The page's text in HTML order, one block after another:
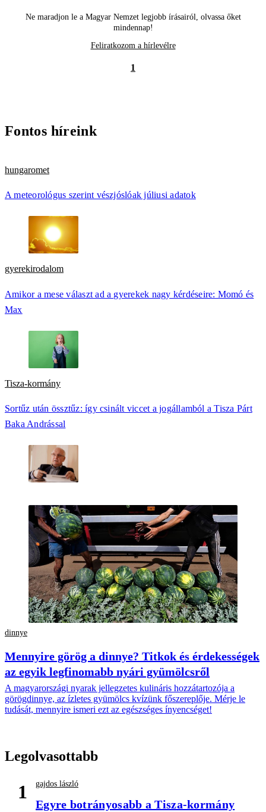
Ne maradjon le a Magyar Nemzet legjobb írásairól, olvassa őket
mindennap!
Feliratkozom a hírlevélre
1
Fontos híreink
hungaromet
A meteorológus szerint vészjóslóak júliusi adatok
gyerekirodalom
Amikor a mese választ ad a gyerekek nagy kérdéseire: Momó és
Max
Tisza-kormány
Sortűz után össztűz: így csinált viccet a jogállamból a Tisza Párt
Baka Andrással
dinnye
Mennyire görög a dinnye? Titkok és érdekességek
az egyik legfinomabb nyári gyümölcsről
A magyarországi nyarak jellegzetes kulináris hozzátartozója a
görögdinnye, az ízletes gyümölcs kvízünk főszereplője. Mérje le
tudását, mennyire ismeri ezt az egészséges ínyencséget!
Legolvasottabb
1 gajdos lászló
Egyre botrányosabb a Tisza-kormány